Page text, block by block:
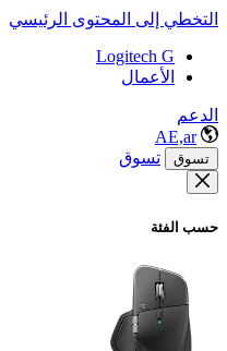
التخطي إلى المحتوى الرئيسي
Logitech G
الأعمال
الدعم
AE,ar
تسوق تسوق
حسب الفئة